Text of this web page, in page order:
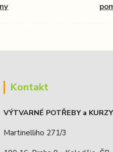
Kontakt
VÝTVARNÉ POTŘEBY a KURZY
Martinelliho 271/3